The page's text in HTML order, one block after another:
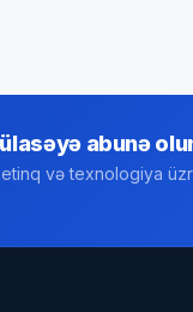
abunə
və texnologiya